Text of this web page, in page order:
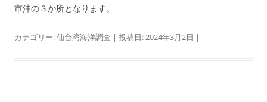
市沖の３か所となります。
カテゴリー:仙台湾海洋調査 | 投稿日:2024年3月2日 |